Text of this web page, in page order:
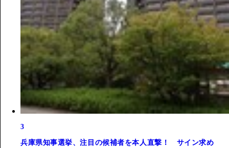
3
兵庫県知事選挙、注目の候補者を本人直撃！ サイン求め